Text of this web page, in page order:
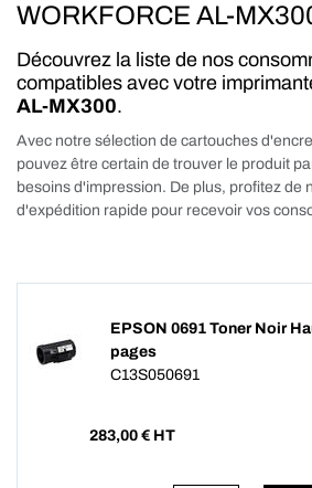
WORKFORCE AL-
Découvrez la liste de nos
compatibles avec votre
AL-MX300.
Avec notre sélection de cartouches
pouvez être certain de trouver le produit
besoins d'impression. De plus, profitez de
d'expédition rapide pour recevoir vos
EPSON 0691 Toner Noir
pages
C13S050691
283,00 € HT